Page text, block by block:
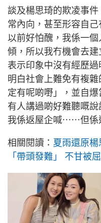
談及楊思琦的欺凌事
常內向，甚至形容自
以前好怕醜，我係一
傾，所以我冇機會去
表示印象中沒有經歷
明白社會上難免有複
定有呢啲嘢」，並自
有人講過啲好難聽嘅
我係返屋企喊⋯⋯但係
相關閱讀： 夏雨還原
「帶頭發難」 不甘被